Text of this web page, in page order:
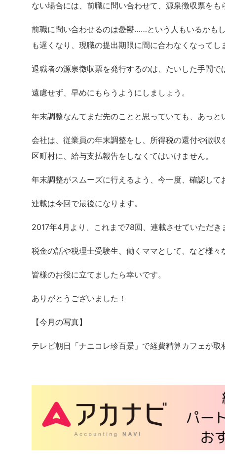
ない場合には、前職に問い合わせて、源泉徴収票をも
前職に問い合わせるのは憂鬱……という人もいるかも
も遅くなり、現職の提出期限に間に合わなくなってし
退職者の源泉徴収票を発行するのは、たいした手間で
遠慮せず、早めにもらうようにしましょう。
年末調整なんてまだ先のことと思っていても、あっと
会社は、従業員の年末調整をし、所得税の還付や徴
区町村に、給与支払報告をしなくてはいけません。
年末調整がスムーズに行えるよう、今一度、確認して
連載は今回で最後になります。
2017年4月より、これまで78回、連載させていただき
税金の話や税理士受験生、働くママとして、など様々
皆様のお役に立てましたら幸いです。
ありがとうございました！
【今月の写真】
テレビ朝日「ナニコレ珍百景」で経費精算カフェが取